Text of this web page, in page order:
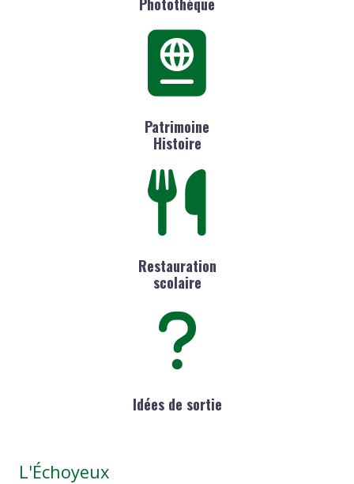
Patrimoine
Histoire
Restauration
scolaire
Idées de sortie
L'Échoyeux